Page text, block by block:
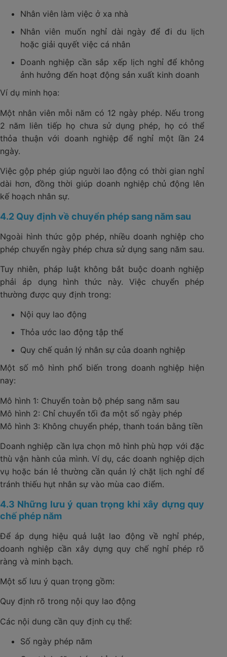
Nhân viên làm việc ở xa nhà
Nhân viên muốn nghỉ dài ngày để đi du lịch
hoặc giải quyết việc cá nhân
Doanh nghiệp cần sắp xếp lịch nghỉ để không
ảnh hưởng đến hoạt động sản xuất kinh doanh
Ví dụ minh họa:
Một nhân viên mỗi năm có 12 ngày phép. Nếu trong
2 năm liên tiếp họ chưa sử dụng phép, họ có thể
thỏa thuận với doanh nghiệp để nghỉ một lần 24
ngày.
Việc gộp phép giúp người lao động có thời gian nghỉ
dài hơn, đồng thời giúp doanh nghiệp chủ động lên
kế hoạch nhân sự.
4.2 Quy định về chuyển phép sang năm sau
Ngoài hình thức gộp phép, nhiều doanh nghiệp cho
phép chuyển ngày phép chưa sử dụng sang năm sau.
Tuy nhiên, pháp luật không bắt buộc doanh nghiệp
phải áp dụng hình thức này. Việc chuyển phép
thường được quy định trong:
Nội quy lao động
Thỏa ước lao động tập thể
Quy chế quản lý nhân sự của doanh nghiệp
Một số mô hình phổ biến trong doanh nghiệp hiện
nay:
Mô hình 1: Chuyển toàn bộ phép sang năm sau
Mô hình 2: Chỉ chuyển tối đa một số ngày phép
Mô hình 3: Không chuyển phép, thanh toán bằng tiền
Doanh nghiệp cần lựa chọn mô hình phù hợp với đặc
thù vận hành của mình. Ví dụ, các doanh nghiệp dịch
vụ hoặc bán lẻ thường cần quản lý chặt lịch nghỉ để
tránh thiếu hụt nhân sự vào mùa cao điểm.
4.3 Những lưu ý quan trọng khi xây dựng quy
chế phép năm
Để áp dụng hiệu quả luật lao động về nghỉ phép,
doanh nghiệp cần xây dựng quy chế nghỉ phép rõ
ràng và minh bạch.
Một số lưu ý quan trọng gồm:
Quy định rõ trong nội quy lao động
Các nội dung cần quy định cụ thể:
Số ngày phép năm